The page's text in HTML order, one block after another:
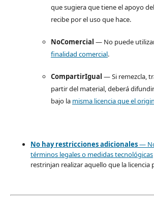
que sugiera que tiene el apoyo
recibe por el uso que hace.
NoComercial — No puede
finalidad comercial.
CompartirIgual — Si remezcla,
partir del material, deberá
bajo la misma licencia que el
No hay restricciones adicionales—
términos legales o medidas tecnológicas
restrinjan realizar aquello que la licencia